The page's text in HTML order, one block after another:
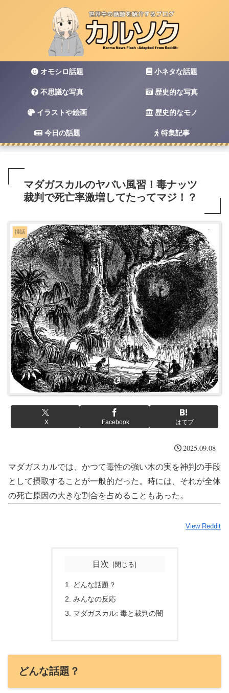
オモシロ話題 小ネタな話題
不思議な写真 歴史的な写真
イラストや絵画 歴史的なモノ
今日の話題 特集記事
マダガスカルのヤバい風習！毒ナッツ
裁判で死亡率激増してたってマジ！？
挿話
X Facebook はてブ
2025.09.08
マダガスカルでは、かつて毒性の強い木の実を神判の手段
として摂取することが一般的だった。時には、それが全体
の死亡原因の大きな割合を占めることもあった。
View Reddit
目次
どんな話題？
みんなの反応
マダガスカル: 毒と裁判の闇
どんな話題？